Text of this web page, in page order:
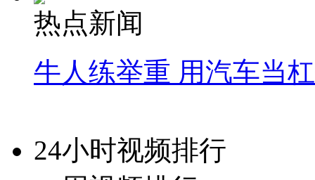
热点新闻
牛人练举重 用汽车当
24小时视频排行